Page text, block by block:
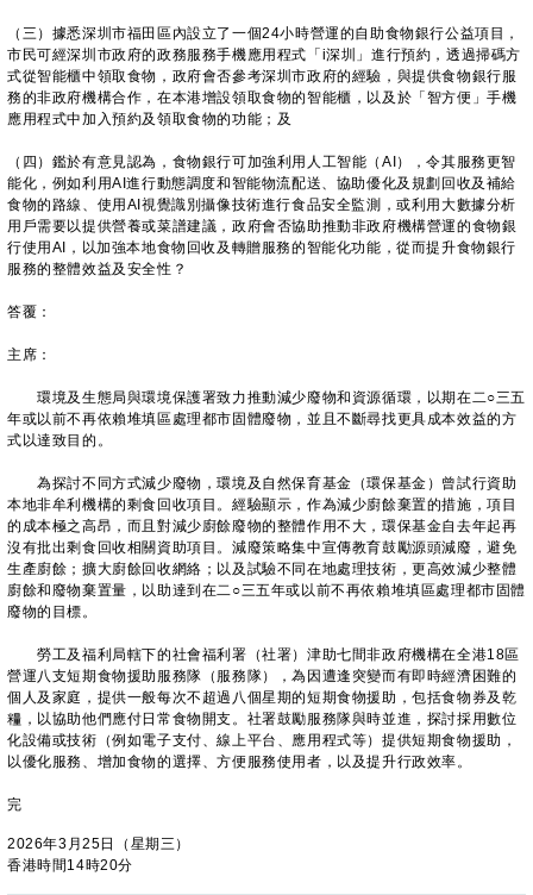
（三）據悉深圳市福田區內設立了一個24小時營運的自助食物銀行公益項目，
市民可經深圳市政府的政務服務手機應用程式「i深圳」進行預約，透過掃碼方
式從智能櫃中領取食物，政府會否參考深圳市政府的經驗，與提供食物銀行服
務的非政府機構合作，在本港增設領取食物的智能櫃，以及於「智方便」手機
應用程式中加入預約及領取食物的功能；及
（四）鑑於有意見認為，食物銀行可加強利用人工智能（AI），令其服務更智
能化，例如利用AI進行動態調度和智能物流配送、協助優化及規劃回收及補給
食物的路線、使用AI視覺識別攝像技術進行食品安全監測，或利用大數據分析
用戶需要以提供營養或菜譜建議，政府會否協助推動非政府機構營運的食物銀
行使用AI，以加強本地食物回收及轉贈服務的智能化功能，從而提升食物銀行
服務的整體效益及安全性？
答覆：
主席：
環境及生態局與環境保護署致力推動減少廢物和資源循環，以期在二○三五
年或以前不再依賴堆填區處理都市固體廢物，並且不斷尋找更具成本效益的方
式以達致目的。
為探討不同方式減少廢物，環境及自然保育基金（環保基金）曾試行資助
本地非牟利機構的剩食回收項目。經驗顯示，作為減少廚餘棄置的措施，項目
的成本極之高昂，而且對減少廚餘廢物的整體作用不大，環保基金自去年起再
沒有批出剩食回收相關資助項目。減廢策略集中宣傳教育鼓勵源頭減廢，避免
生產廚餘；擴大廚餘回收網絡；以及試驗不同在地處理技術，更高效減少整體
廚餘和廢物棄置量，以助達到在二○三五年或以前不再依賴堆填區處理都市固體
廢物的目標。
勞工及福利局轄下的社會福利署（社署）津助七間非政府機構在全港18區
營運八支短期食物援助服務隊（服務隊），為因遭逢突變而有即時經濟困難的
個人及家庭，提供一般每次不超過八個星期的短期食物援助，包括食物券及乾
糧，以協助他們應付日常食物開支。社署鼓勵服務隊與時並進，探討採用數位
化設備或技術（例如電子支付、線上平台、應用程式等）提供短期食物援助，
以優化服務、增加食物的選擇、方便服務使用者，以及提升行政效率。
完
2026年3月25日（星期三）
香港時間14時20分